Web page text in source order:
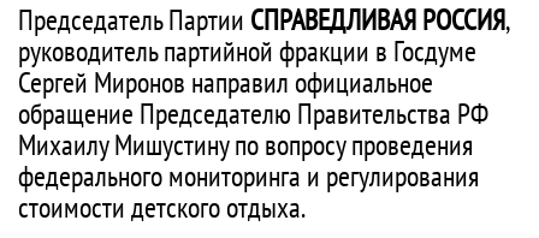
Председатель Партии СПРАВЕДЛИВАЯ РОССИЯ,
руководитель партийной фракции в Госдуме
Сергей Миронов направил официальное
обращение Председателю Правительства РФ
Михаилу Мишустину по вопросу проведения
федерального мониторинга и регулирования
стоимости детского отдыха.